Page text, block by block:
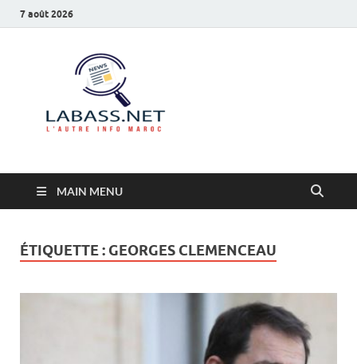
7 août 2026
MAIN MENU
ÉTIQUETTE : GEORGES CLEMENCEAU